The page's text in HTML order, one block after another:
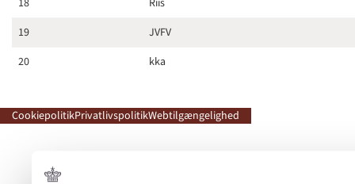
18
Riis
19
JVFV
20
kka
CookiepolitikPrivatlivspolitikWebtilgængelighed